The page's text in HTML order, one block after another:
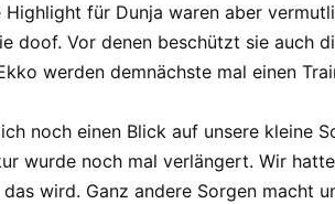
für Dunja waren aber
doof. Vor denen beschützt sie auch
werden demnächste mal einen
noch einen Blick auf unsere kleine
wurde noch mal verlängert. Wir
wird. Ganz andere Sorgen macht